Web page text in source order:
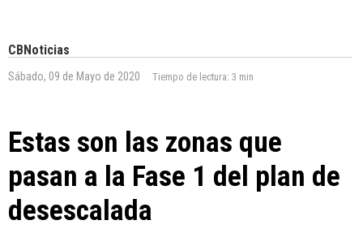
CBNoticias
Sábado, 09 de Mayo de 2020 Tiempo de lectura: 3 min
Estas son las zonas que
pasan a la Fase 1 del plan de
desescalada